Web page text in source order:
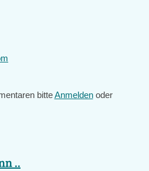
bitteAnmeldenoder
..